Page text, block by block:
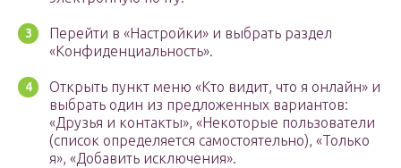
Перейти в «Настройки» и выбрать раздел
«Конфиденциальность».
Открыть пункт меню «Кто видит, что я онлайн» и
выбрать один из предложенных вариантов:
«Друзья и контакты», «Некоторые пользователи
(список определяется самостоятельно), «Только
я», «Добавить исключения».